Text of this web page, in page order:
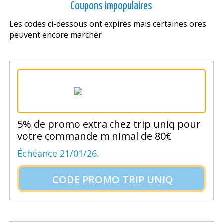
Coupons impopulaires
Les codes ci-dessous ont expirés mais certaines offres
peuvent encore marcher
5% de promo extra chez trip uniq pour
votre commande minimal de 80€
Échéance 21/01/26.
CODE PROMO TRIP UNIQ